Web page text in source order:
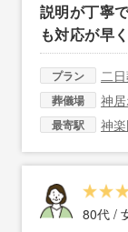
説明が丁寧
も対応が早
プラン 二
葬儀場 神
最寄駅 神
80代 /